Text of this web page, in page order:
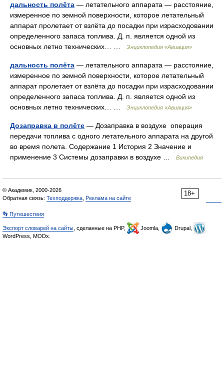
дальность полёта — летательного аппарата — расстояние,
измеренное по земной поверхности, которое летательный
аппарат пролетает от взлёта до посадки при израсходовании
определенного запаса топлива. Д. п. является одной из
основных летно технических… …
Энциклопедия «Авиация»
дальность полёта — летательного аппарата — расстояние,
измеренное по земной поверхности, которое летательный
аппарат пролетает от взлёта до посадки при израсходовании
определенного запаса топлива. Д. п. является одной из
основных летно технических… …
Энциклопедия «Авиация»
Дозаправка в полёте — Дозаправка в воздухе операция
передачи топлива с одного летательного аппарата на другой
во время полета. Содержание 1 История 2 Значение и
применение 3 Системы дозаправки в воздухе …
Википедия
18+
© Академик, 2000-2026
Обратная связь: Техподдержка Реклама на сайте
👣 Путешествия
Экспорт словарей на сайты , сделанные на PHP, Joomla,
Drupal,
WordPress, MODx.